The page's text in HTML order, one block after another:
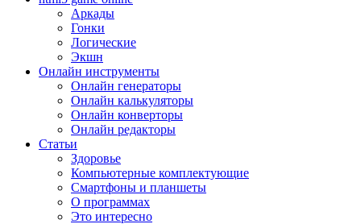
Аркады
Гонки
Логические
Экшн
Онлайн инструменты
Онлайн генераторы
Онлайн калькуляторы
Онлайн конверторы
Онлайн редакторы
Статьи
Здоровье
Компьютерные комплектующие
Смартфоны и планшеты
О программах
Это интересно